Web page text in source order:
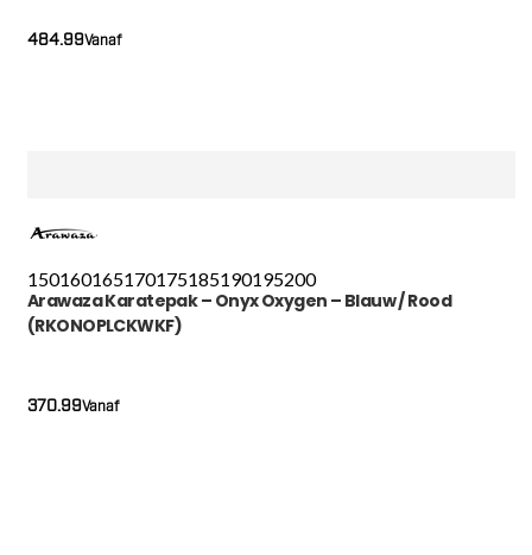
Vanaf
484.99
150160165170175185190195200
Arawaza Karatepak – Onyx Oxygen – Blauw / Rood
(RKONOPLCKWKF)
Vanaf
370.99